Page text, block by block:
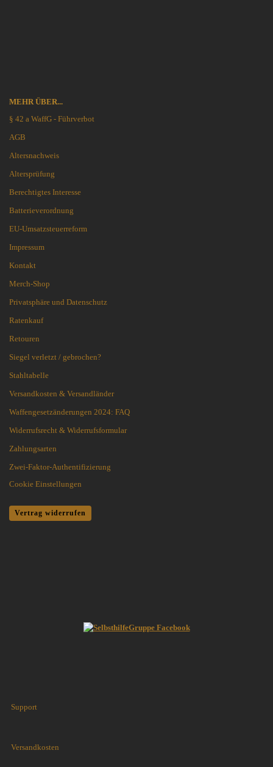
MEHR ÜBER...
§ 42 a WaffG - Führverbot
AGB
Altersnachweis
Altersprüfung
Berechtigtes Interesse
Batterieverordnung
EU-Umsatzsteuerreform
Impressum
Kontakt
Merch-Shop
Privatsphäre und Datenschutz
Ratenkauf
Retouren
Siegel verletzt / gebrochen?
Stahltabelle
Versandkosten & Versandländer
Waffengesetzänderungen 2024: FAQ
Widerrufsrecht & Widerrufsformular
Zahlungsarten
Zwei-Faktor-Authentifizierung
Cookie Einstellungen
Vertrag widerrufen
Support
Versandkosten